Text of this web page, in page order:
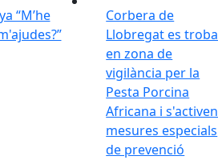
“M’he
Corbera de
Llobregat es troba
en zona de
vigilància per la
Pesta Porcina
Africana i s'activen
mesures especials
de prevenció